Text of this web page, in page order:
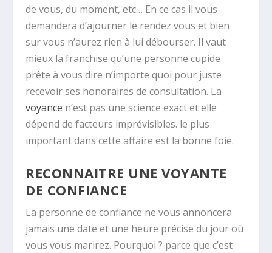
de vous, du moment, etc… En ce cas il vous
demandera d’ajourner le rendez vous et bien
sur vous n’aurez rien à lui débourser. Il vaut
mieux la franchise qu’une personne cupide
prête à vous dire n’importe quoi pour juste
recevoir ses honoraires de consultation. La
voyance n’est pas une science exact et elle
dépend de facteurs imprévisibles. le plus
important dans cette affaire est la bonne foie.
RECONNAITRE UNE VOYANTE
DE CONFIANCE
La personne de confiance ne vous annoncera
jamais une date et une heure précise du jour où
vous vous marirez. Pourquoi ? parce que c’est